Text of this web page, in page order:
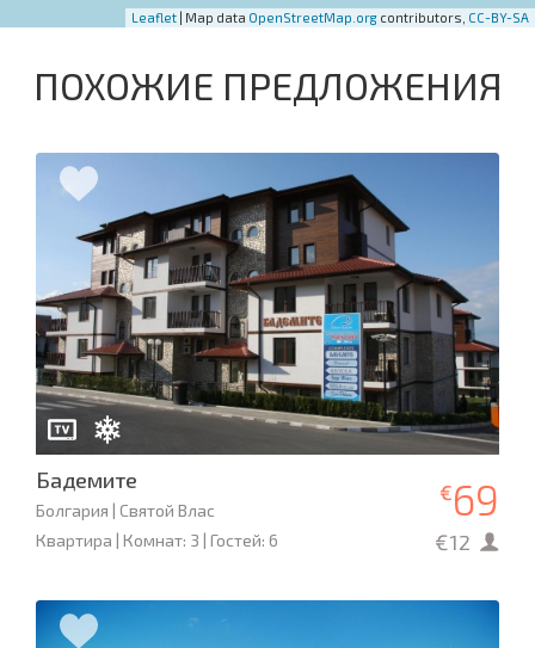
Leaflet | Map data OpenStreetMap.org contributors, CC-BY-SA
ПОХОЖИЕ ПРЕДЛОЖЕНИЯ
Бадемите
Болгария | Святой Влас
Квартира | Комнат: 3 | Гостей: 6
€69
€12